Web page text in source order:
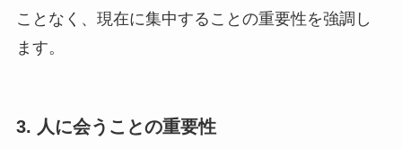
ことなく、現在に集中することの重要性を強調し
ます。
3. 人に会うことの重要性